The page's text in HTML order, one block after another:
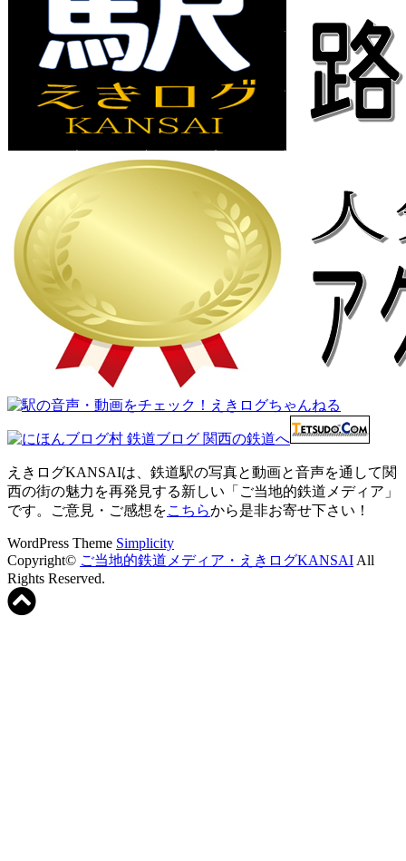
えきログKANSAIは、鉄道駅の写真と動画と音声を通して関
西の街の魅力を再発見する新しい「ご当地的鉄道メディア」
です。ご意見・ご感想をこちらから是非お寄せ下さい！
WordPress Theme Simplicity
Copyright© ご当地的鉄道メディア・えきログKANSAI All
Rights Reserved.